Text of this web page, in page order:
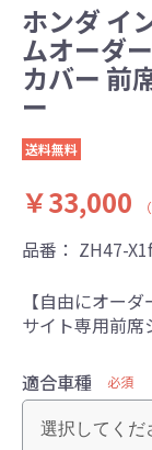
ホンダ イ
ムオーダ
カバー 前
ー
送料無料
￥33,000
品番： ZH47-
【自由にオー
サイト専用前席
適合車種 必須